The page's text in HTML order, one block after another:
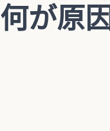
何が原